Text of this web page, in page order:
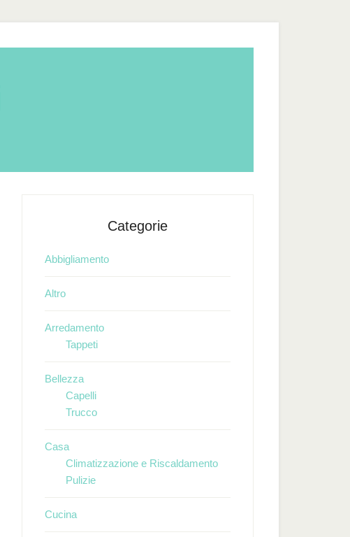
Categorie
Abbigliamento
Altro
Arredamento
Tappeti
Bellezza
Capelli
Trucco
Casa
Climatizzazione e Riscaldamento
Pulizie
Cucina